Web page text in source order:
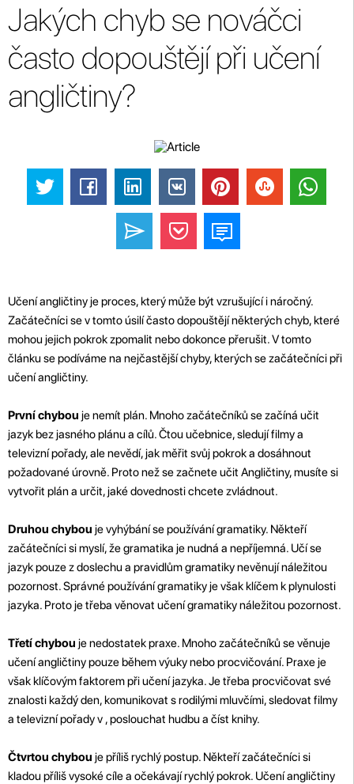
Jakých chyb se nováčci
často dopouštějí při učení
angličtiny?
Učení angličtiny je proces, který může být vzrušující i náročný.
Začátečníci se v tomto úsilí často dopouštějí některých chyb, které
mohou jejich pokrok zpomalit nebo dokonce přerušit. V tomto
článku se podíváme na nejčastější chyby, kterých se začátečníci při
učení angličtiny.
První chybou je nemít plán. Mnoho začátečníků se začíná učit
jazyk bez jasného plánu a cílů. Čtou učebnice, sledují filmy a
televizní pořady, ale nevědí, jak měřit svůj pokrok a dosáhnout
požadované úrovně. Proto než se začnete učit Angličtiny, musíte si
vytvořit plán a určit, jaké dovednosti chcete zvládnout.
Druhou chybou je vyhýbání se používání gramatiky. Někteří
začátečníci si myslí, že gramatika je nudná a nepříjemná. Učí se
jazyk pouze z doslechu a pravidlům gramatiky nevěnují náležitou
pozornost. Správné používání gramatiky je však klíčem k plynulosti
jazyka. Proto je třeba věnovat učení gramatiky náležitou pozornost.
Třetí chybou je nedostatek praxe. Mnoho začátečníků se věnuje
učení angličtiny pouze během výuky nebo procvičování. Praxe je
však klíčovým faktorem při učení jazyka. Je třeba procvičovat své
znalosti každý den, komunikovat s rodilými mluvčími, sledovat filmy
a televizní pořady v , poslouchat hudbu a číst knihy.
Čtvrtou chybou je příliš rychlý postup. Někteří začátečníci si
kladou příliš vysoké cíle a očekávají rychlý pokrok. Učení angličtiny